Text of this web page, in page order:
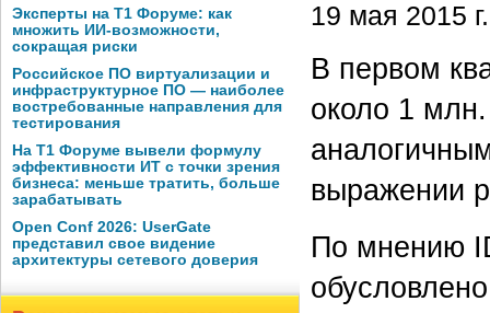
Эксперты на Т1 Форуме: как
множить ИИ-возможности,
сокращая риски
Российское ПО виртуализации и
инфраструктурное ПО — наиболее
востребованные направления для
тестирования
На Т1 Форуме вывели формулу
эффективности ИТ с точки зрения
бизнеса: меньше тратить, больше
зарабатывать
Open Conf 2026: UserGate
представил свое видение
архитектуры сетевого доверия
19 мая 2015 г.
В первом
около 1
выражении
По мнению